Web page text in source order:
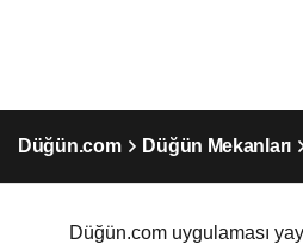
Düğün.com Düğün Mekanları
Düğün.com uygulaması